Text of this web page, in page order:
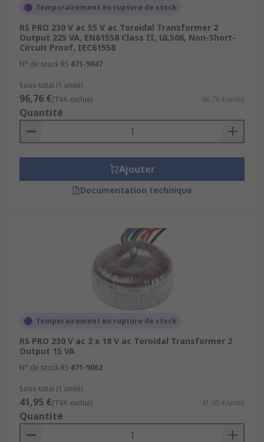
Temporairement en rupture de stock
RS PRO 230 V ac 55 V ac Toroidal Transformer 2
Output 225 VA, EN61558 Class II, UL506, Non-Short-
Circuit Proof, IEC61558
N° de stock RS 671-9047
Sous-total (1 unité)
96,76 €(TVA exclue) 96,76 €/unité
Quantité
Ajouter
Documentation technique
Temporairement en rupture de stock
RS PRO 230 V ac 2 x 18 V ac Toroidal Transformer 2
Output 15 VA
N° de stock RS 671-9062
Sous-total (1 unité)
41,95 €(TVA exclue) 41,95 €/unité
Quantité